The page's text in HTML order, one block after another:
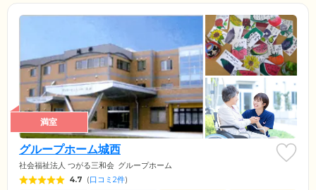
満室
グループホーム城西
社会福祉法人 つがる三和会 グループホーム
4.7 (口コミ2件)